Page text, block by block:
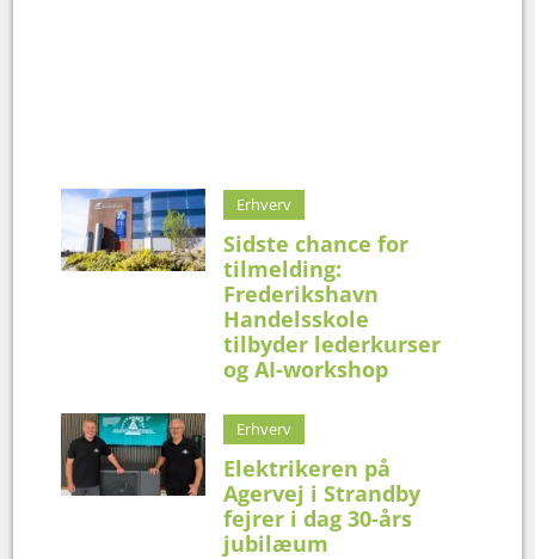
Erhverv
Sidste chance for
tilmelding:
Frederikshavn
Handelsskole
tilbyder lederkurser
og AI-workshop
Erhverv
Elektrikeren på
Agervej i Strandby
fejrer i dag 30-års
jubilæum